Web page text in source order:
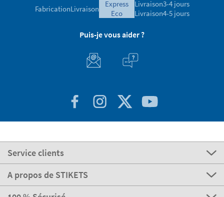
FabricationLivraison
express
eco
Livraison3-4 jours
Livraison4-5 jours
Puis-je vous aider ?
Service clients
A propos de STIKETS